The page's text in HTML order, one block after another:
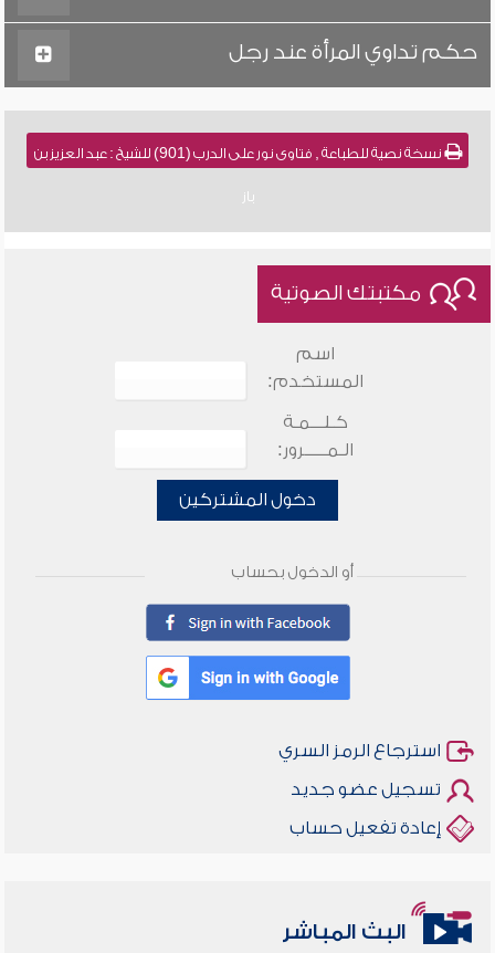
حكم تداوي المرأة عند رجل
نسخة نصية للطباعة , فتاوى نور على الدرب (901) للشيخ : عبد العزيز بن
باز
مكتبتك الصوتية
اسم
المستخدم:
كـلـــمـة
الـمـــــرور:
دخول المشتركين
أو الدخول بحساب
استرجاع الرمز السري
تسجيل عضو جديد
إعادة تفعيل حساب
البث المباشر